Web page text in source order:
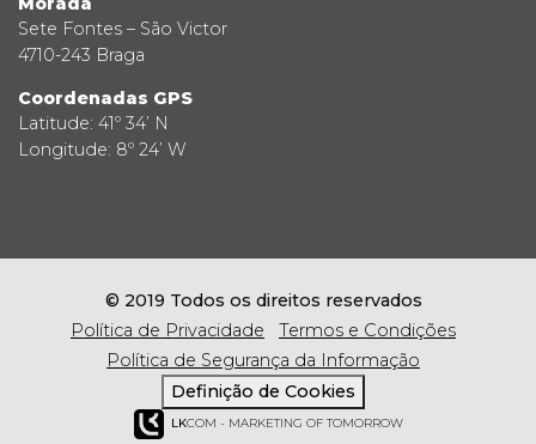
Sete Fontes – São Victor
4710-243 Braga
Coordenadas GPS
Latitude: 41º 34’ N
Longitude: 8º 24’ W
© 2019 Todos os direitos reservados
Política de Privacidade
Termos e Condições
Política de Segurança da Informação
Definição de Cookies
LKCOM - MARKETING OF TOMORROW